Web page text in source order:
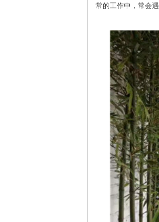
常的工作中，常会